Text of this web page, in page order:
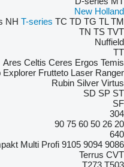
New Holland
NH T-series TC TD TG TL TM
TN TS TVT
Nuffield
TT
Ares Celtis Ceres Ergos Temis
Explorer Frutteto Laser Ranger
Rubin Silver Virtus
SD SP ST
SF
304
20
26
50
60
75
90
640
9086
9094
9105
Multi Profi
Terrus CVT
T273 T503